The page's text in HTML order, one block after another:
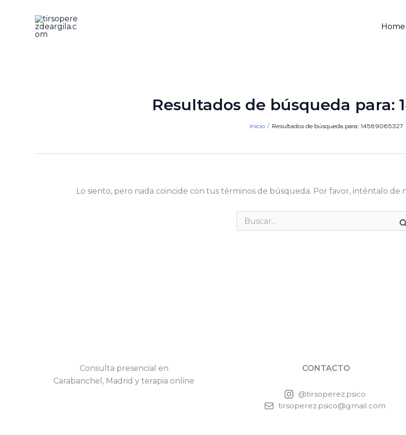
contenido
Home
Resultados de búsqueda para:
Inicio Resultados de búsqueda para: 14589065327
Lo siento, pero nada coincide con tus términos de búsqueda. Por favor, inténtalo de
Buscar
por:
Consulta presencial en
Carabanchel, Madrid y terapia online
CONTACTO
@tirsoperez.psico
tirsoperez.psico@gmail.com